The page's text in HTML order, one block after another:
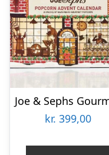
kr. 399,00